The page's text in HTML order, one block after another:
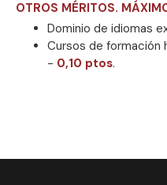
OTROS MÉRITOS.
Dominio de idiomas
Cursos de formación
- 0,10 ptos.